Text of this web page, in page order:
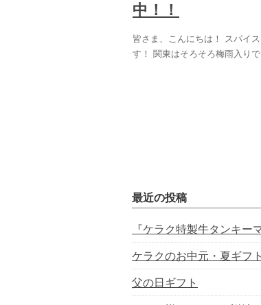
中！！
皆さま、こんにちは！ スパイ
す！ 関東はそろそろ梅雨入り
最近の投稿
『ケラク特製牛タンキー
ケラクのお中元・夏ギフ
父の日ギフト